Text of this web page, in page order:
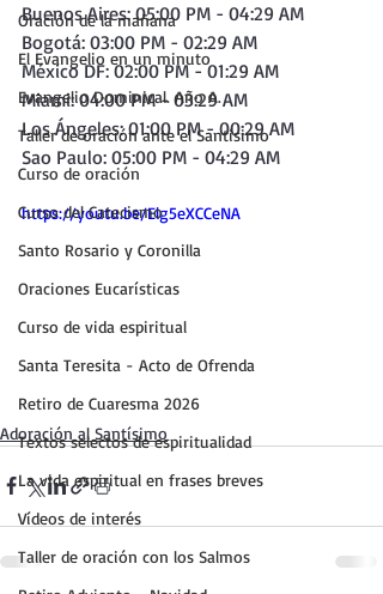
Oración de la mañana
El Evangelio en un minuto
Evangelio Dominical. Año A.
Taller de oración ante el Santísimo
Curso de oración
Curso del Catecismo
Santo Rosario y Coronilla
Oraciones Eucarísticas
Curso de vida espiritual
Santa Teresita - Acto de Ofrenda
Retiro de Cuaresma 2026
Textos selectos de espiritualidad
La vida espiritual en frases breves
Vídeos de interés
Taller de oración con los Salmos
Buenos Aires: 05:00 PM - 04:29 AM
Bogotá: 03:00 PM - 02:29 AM
México DF: 02:00 PM - 01:29 AM
Miami: 04:00 PM - 03:29 AM
Los Ángeles: 01:00 PM - 00:29 AM
Sao Paulo: 05:00 PM - 04:29 AM
https://youtu.be/Elg5eXCCeNA
Adoración al Santísimo